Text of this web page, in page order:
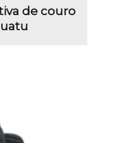
de couro